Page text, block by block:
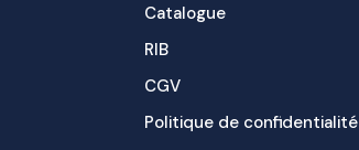
Catalogue
RIB
CGV
Politique de confidentialité